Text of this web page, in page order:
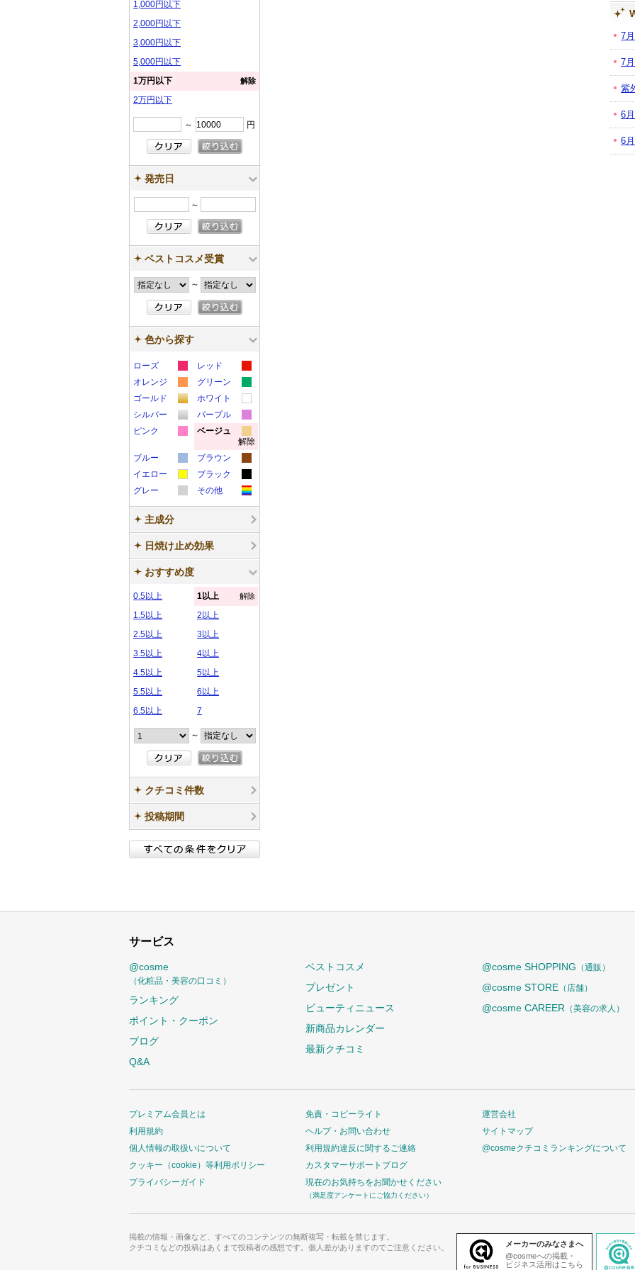
7
7
紫
6
6
1,000円以下
2,000円以下
3,000円以下
5,000円以下
1万円以下
解除
2万円以下
～ 円
発売日
～
ベストコスメ受賞
～
色から探す
ローズ
カ
ラ
プ
ル
レッド
カ
ラ
ン
プ
ル
オレンジ
カ
ラ
ン
プ
ル
グリーン
カ
ラ
サ
ン
プ
ル
ゴールド
カ
ラ
サ
ン
プ
ホワイト
カ
ラ
ー
サ
ン
プ
シルバー
カ
ー
サ
ン
ル
パープル
カ
ラ
ー
サ
ン
ル
ピンク
ラ
ー
サ
ル
ベージュ
カ
ラ
ー
サ
解除
ブルー
カ
ラ
ー
ン
プ
ル
ブラウン
カ
ラ
ー
プ
ル
イエロー
カ
ラ
サ
プ
ブラック
カ
ラ
プ
グレー
カ
ー
ン
その他
カ
ン
主成分
日焼け止め効果
おすすめ度
0.5以上 1以上 解除
1.5以上
2以上
2.5以上
3以上
3.5以上
4以上
4.5以上
5以上
5.5以上
6以上
6.5以上
7
～
クチコミ件数
投稿期間
サービス
@cosme
（化粧品・美容の口コミ）
ランキング
ポイント・クーポン
ブログ
Q&A
ベストコスメ
プレゼント
ビューティニュース
新商品カレンダー
最新クチコミ
@cosme SHOPPING （通販）
@cosme STORE （店舗）
@cosme CAREER （美容の求人）
プレミアム会員とは
利用規約
個人情報の取扱いについて
クッキー（cookie）等利用ポリシー
プライバシーガイド
免責・コピーライト
ヘルプ・お問い合わせ
利用規約違反に関するご連絡
カスタマーサポートブログ
現在のお気持ちをお聞かせください
（満足度アンケートにご協力ください）
運営会社
サイトマップ
@cosmeクチコミランキングについて
掲載の情報・画像など、すべてのコンテンツの無断複写・転載を禁じます。
クチコミなどの投稿はあくまで投稿者の感想です。個人差がありますのでご注意ください。
メーカーのみなさまへ
@cosmeへの掲載・
ビジネス活用はこちら